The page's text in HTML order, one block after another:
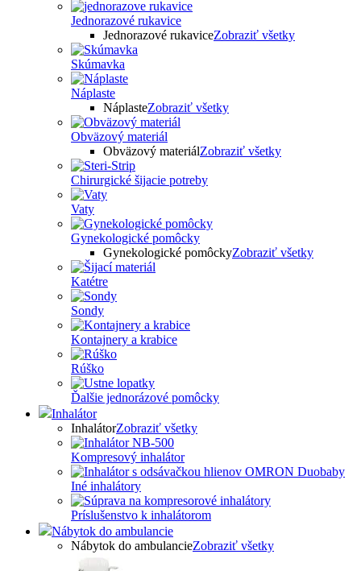
Jednorazové rukavice
Jednorazové rukaviceZobraziť všetky
Skúmavka
Náplaste
NáplasteZobraziť všetky
Obväzový materiál
Obväzový materiálZobraziť všetky
Chirurgické šijacie potreby
Vaty
Gynekologické pomôcky
Gynekologické pomôckyZobraziť všetky
Katétre
Sondy
Kontajnery a krabice
Rúško
Ďalšie jednorázové pomôcky
Inhalátor
InhalátorZobraziť všetky
Kompresový inhalátor
Iné inhalátory
Príslušenstvo k inhalátorom
Nábytok do ambulancie
Nábytok do ambulancieZobraziť všetky